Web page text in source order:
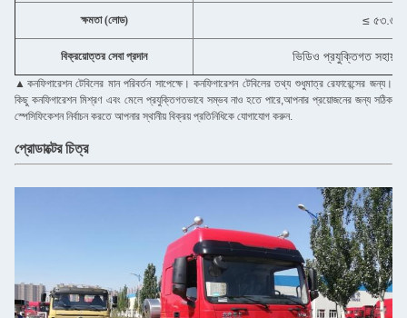
ক্ষমতা (লোড) ≤ ৫৩.৬
বিক্রয়োত্তর সেবা প্রদান ভিডিও প্রযুক্তিগত
▲ কনফিগারেশন টেবিলের মান পরিবর্তন সাপেক্ষে। কনফিগারেশন টেবিলের তথ্য শুধুমাত্র রেফারেন্সের জন্য।
কিছু কনফিগারেশন মিশ্রণ এবং মেলে প্রযুক্তিগতভাবে সম্ভব নাও হতে পারে,আপনার প্রয়োজনের জন্য সঠিক
স্পেসিফিকেশন নির্বাচন করতে আপনার স্থানীয় বিক্রয় প্রতিনিধিকে যোগাযোগ করুন.
প্রোডাক্টের চিত্র